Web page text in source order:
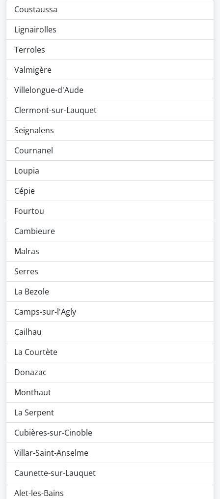
Coustaussa
Lignairolles
Terroles
Valmigère
Villelongue-d'Aude
Clermont-sur-Lauquet
Seignalens
Cournanel
Loupia
Cépie
Fourtou
Cambieure
Malras
Serres
La Bezole
Camps-sur-l'Agly
Cailhau
La Courtète
Donazac
Monthaut
La Serpent
Cubières-sur-Cinoble
Villar-Saint-Anselme
Caunette-sur-Lauquet
Alet-les-Bains